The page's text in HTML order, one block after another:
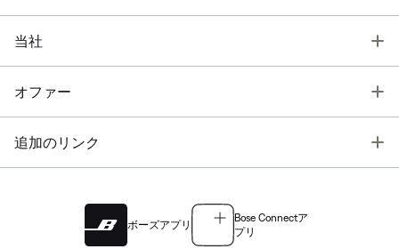
当社
オファー
追加のリンク
ボーズアプリ
Bose Connectア
プリ